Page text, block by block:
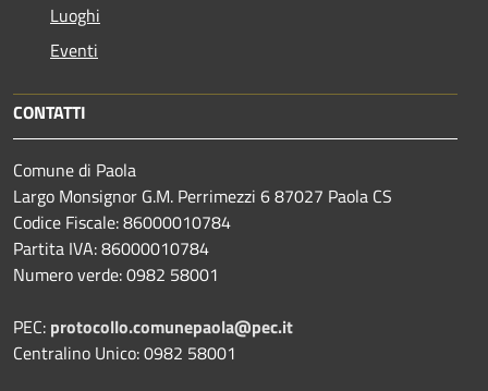
Luoghi
Eventi
CONTATTI
Comune di Paola
Largo Monsignor G.M. Perrimezzi 6 87027 Paola CS
Codice Fiscale: 86000010784
Partita IVA: 86000010784
Numero verde: 0982 58001
PEC: protocollo.comunepaola@pec.it
Centralino Unico: 0982 58001